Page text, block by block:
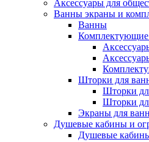
Аксессуары для
Ванны экраны и
Ванны
Шторки для
Шторки
Шторки
Экраны для
Душевые кабины и
Душевые